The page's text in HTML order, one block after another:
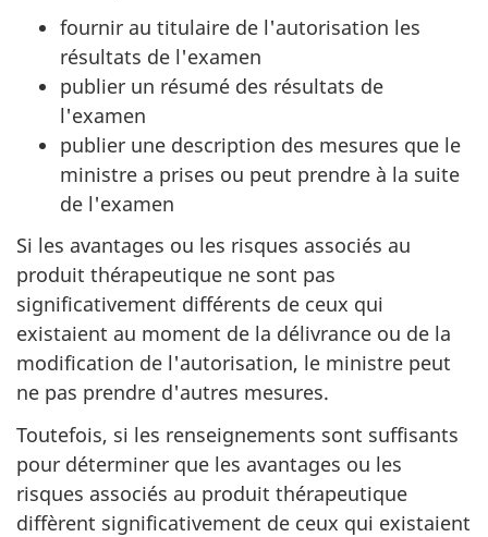
fournir au titulaire de l'autorisation les
résultats de l'examen
publier un résumé des résultats de
l'examen
publier une description des mesures que le
ministre a prises ou peut prendre à la suite
de l'examen
Si les avantages ou les risques associés au
produit thérapeutique ne sont pas
significativement différents de ceux qui
existaient au moment de la délivrance ou de la
modification de l'autorisation, le ministre peut
ne pas prendre d'autres mesures.
Toutefois, si les renseignements sont suffisants
pour déterminer que les avantages ou les
risques associés au produit thérapeutique
diffèrent significativement de ceux qui existaient